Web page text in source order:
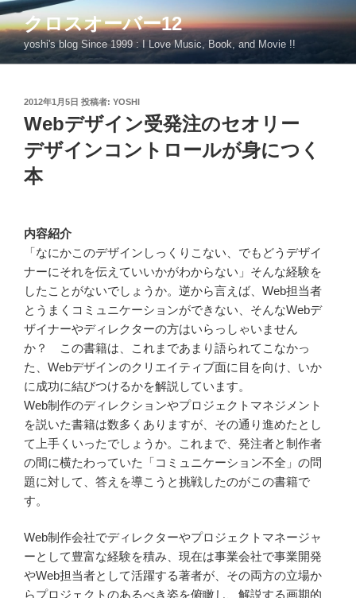
コ
ン
テ
ン
クロスオーバー12
yoshi's blog Since 1999 : I Love Music, Book, and Movie !!
投
稿
日:
2012年1月5日 投稿者: YOSHI
Webデザイン受発注のセオリー
デザインコントロールが身につく
本
内容紹介
「なにかこのデザインしっくりこない、でもどうデザイ
ナーにそれを伝えていいかがわからない」そんな経験を
したことがないでしょうか。逆から言えば、Web担当者
とうまくコミュニケーションができない、そんなWebデ
ザイナーやディレクターの方はいらっしゃいません
か？ この書籍は、これまであまり語られてこなかっ
た、Webデザインのクリエイティブ面に目を向け、いか
に成功に結びつけるかを解説しています。
Web制作のディレクションやプロジェクトマネジメント
を説いた書籍は数多くありますが、その通り進めたとし
て上手くいったでしょうか。これまで、発注者と制作者
の間に横たわっていた「コミュニケーション不全」の問
題に対して、答えを導こうと挑戦したのがこの書籍で
す。
Web制作会社でディレクターやプロジェクトマネージャ
ーとして豊富な経験を積み、現在は事業会社で事業開発
やWeb担当者として活躍する著者が、その両方の立場か
らプロジェクトのあるべき姿を俯瞰し、解説する画期的